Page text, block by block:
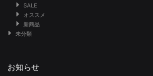
SALE
オススメ
新商品
未分類
お知らせ